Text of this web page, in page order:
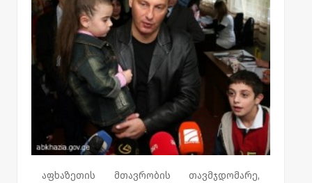
ორგანიზატორია ევროკავშირის
წარმომადგენლობა საქართველოში.
ღონისძიება აფხაზეთის მთავრობის
პატრონაჟით, აფხაზეთის მთავრობის
საკონფერენციო დარბაზში (ყაზბეგის #42)
გაიმართება.
აფხაზეთის მთავრობის თავმჯდომარე,